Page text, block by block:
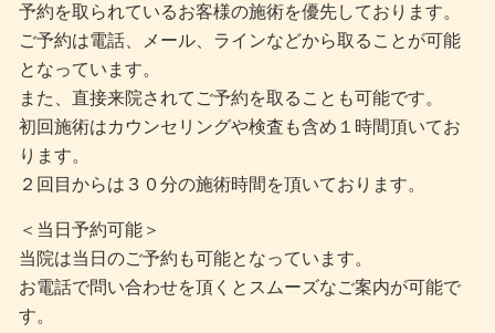
予約を取られているお客様の施術を優先しております。
ご予約は電話、メール、ラインなどから取ることが可能
となっています。
また、直接来院されてご予約を取ることも可能です。
初回施術はカウンセリングや検査も含め１時間頂いてお
ります。
２回目からは３０分の施術時間を頂いております。
＜当日予約可能＞
当院は当日のご予約も可能となっています。
お電話で問い合わせを頂くとスムーズなご案内が可能で
す。